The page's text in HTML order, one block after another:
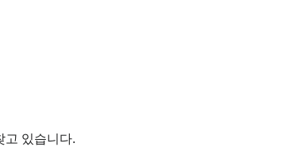
고 있습니다.